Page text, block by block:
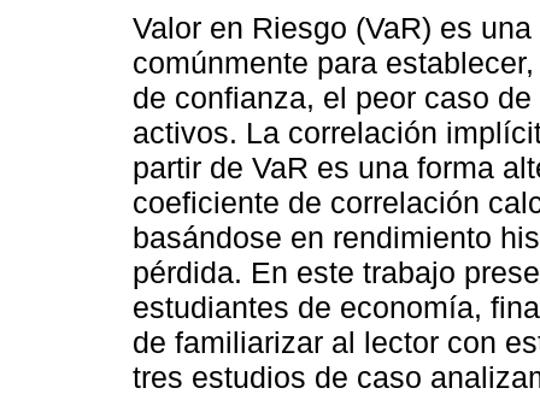
Valor en Riesgo (VaR) es
comúnmente para
de confianza, el peor caso
activos. La correlación
partir de VaR es una forma
coeficiente de correlación
basándose en rendimiento
pérdida. En este trabajo
estudiantes de economía,
de familiarizar al lector con
tres estudios de caso